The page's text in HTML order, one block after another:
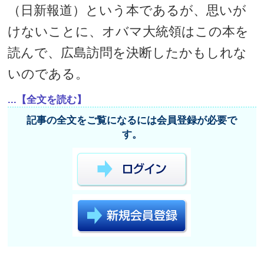
（日新報道）という本であるが、思いが
けないことに、オバマ大統領はこの本を
読んで、広島訪問を決断したかもしれな
いのである。
...【全文を読む】
記事の全文をご覧になるには会員登録が必要で
す。